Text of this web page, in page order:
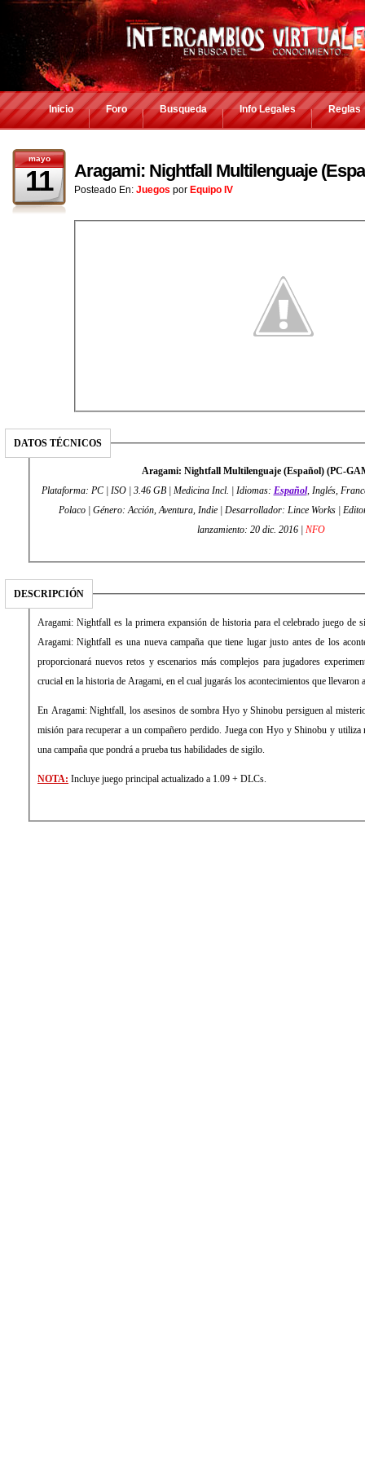
Inicio Foro Busqueda Info Legales Reglas
mayo
11 Aragami: Nightfall Multilenguaje
Posteado En: Juegos por Equipo IV
DATOS TÉCNICOS
Aragami: Nightfall Multilenguaje (Español) (PC-
Plataforma: PC | ISO | 3.46 GB | Medicina Incl. | Idiomas: Español, Inglés,
Polaco | Género: Acción, Aventura, Indie | Desarrollador: Lince Works | Editor: Lince Works | Fecha de
lanzamiento: 20 dic. 2016 | NFO
DESCRIPCIÓN
Aragami: Nightfall es la primera expansión de historia para el celebrado juego de
Aragami: Nightfall es una nueva campaña que tiene lugar justo antes de los
proporcionará nuevos retos y escenarios más complejos para jugadores
crucial en la historia de Aragami, en el cual jugarás los acontecimientos que llevaron
En Aragami: Nightfall, los asesinos de sombra Hyo y Shinobu persiguen al
misión para recuperar a un compañero perdido. Juega con Hyo y Shinobu y utiliza
una campaña que pondrá a prueba tus habilidades de sigilo.
NOTA: Incluye juego principal actualizado a 1.09 + DLCs.